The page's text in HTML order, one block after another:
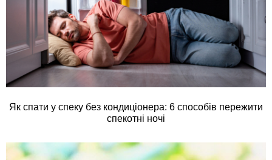
Як спати у спеку без кондиціонера: 6 способів пережити
спекотні ночі